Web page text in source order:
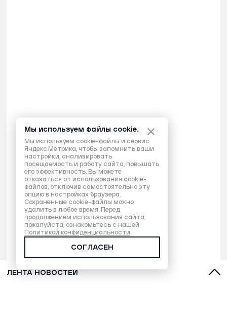
ЛЕНТА НОВОСТЕЙ
Мы используем файлы cookie.
Мы используем cookie-файлы и сервис
Яндекс.Метрика, чтобы запомнить ваши
настройки, анализировать
посещаемость и работу сайта, повышать
его эффективность. Вы можете
отказаться от использования cookie-
файлов, отключив самостоятельно эту
опцию в настройках браузера.
Сохраненные cookie-файлы можно
удалить в любое время. Перед
продолжением использования сайта,
пожалуйста, ознакомьтесь с нашей
Политикой конфиденциальности.
СОГЛАСЕН